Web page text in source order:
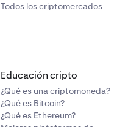
Todos los criptomercados
Educación cripto
¿Qué es una criptomoneda?
¿Qué es Bitcoin?
¿Qué es Ethereum?